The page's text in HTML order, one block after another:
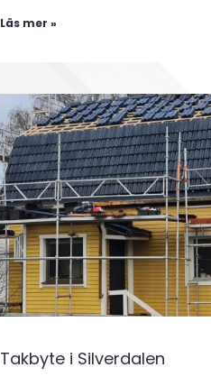
Läs mer »
Takbyte i Silverdalen